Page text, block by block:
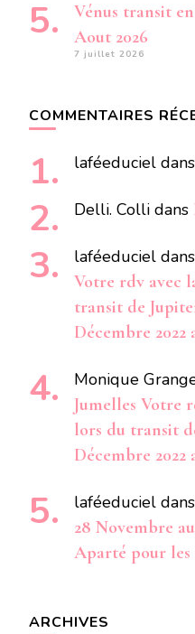
Vénus transit
Aout 2026
7 juillet 2026
COMMENTAIRES
laféeduciel dans
Delli. Colli dans
laféeduciel dans
Votre rdv avec
transit de
Décembre 2022
Monique
Jumelles Votre
lors du transit
Décembre 2022
laféeduciel dans
28 Novembre
Aparté pour les
ARCHIVES